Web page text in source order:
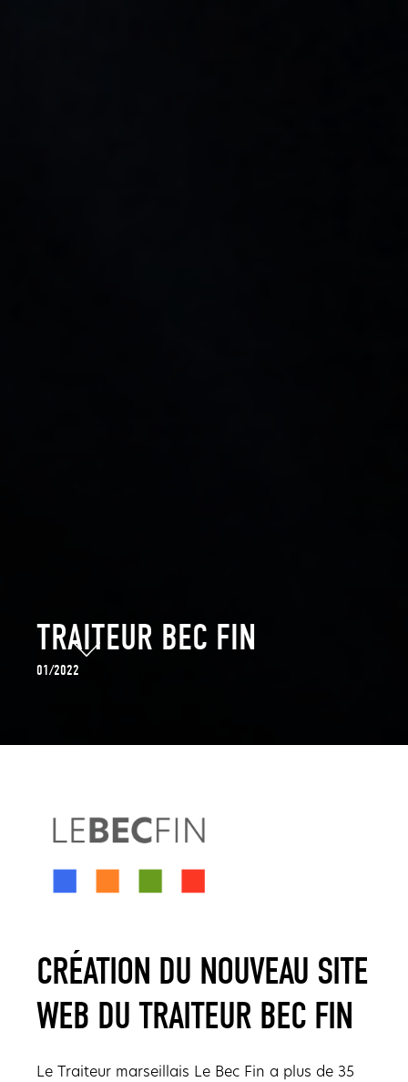
TRAITEUR BEC FIN
01/2022
CRÉATION DU NOUVEAU SITE
WEB DU TRAITEUR BEC FIN
Le Traiteur marseillais Le Bec Fin a plus de 35